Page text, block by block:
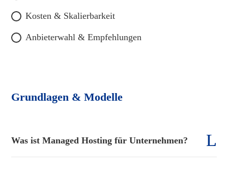
Kosten & Skalierbarkeit
Anbieterwahl & Empfehlungen
Grundlagen & Modelle
Was ist Managed Hosting für Unternehmen?